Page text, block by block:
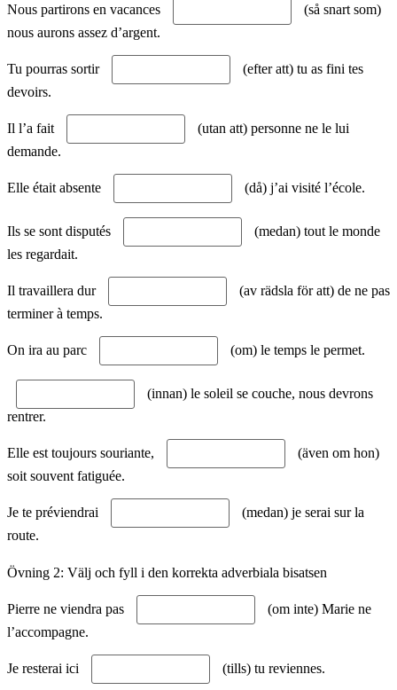
Nous partirons en vacances
(så snart som)
nous aurons assez d’argent.
Tu pourras sortir
(efter att) tu as fini tes
devoirs.
Il l’a fait
(utan att) personne ne le lui
demande.
Elle était absente (då) j’ai visité l’école.
Ils se sont disputés
(medan) tout le monde
les regardait.
Il travaillera dur
(av rädsla för att) de ne pas
terminer à temps.
On ira au parc (om) le temps le permet.
(innan) le soleil se couche, nous devrons
rentrer.
Elle est toujours souriante,
(även om hon)
soit souvent fatiguée.
Je te préviendrai
(medan) je serai sur la
route.
Övning 2: Välj och fyll i den korrekta adverbiala bisatsen
Pierre ne viendra pas
(om inte) Marie ne
l’accompagne.
Je resterai ici (tills) tu reviennes.